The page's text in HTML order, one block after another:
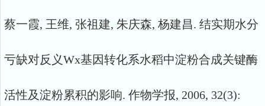
蔡一霞, 王维, 张祖建, 朱庆森, 杨建昌. 结实期水分
亏缺对反义Wx基因转化系水稻中淀粉合成关键酶
活性及淀粉累积的影响. 作物学报, 2006, 32(3):